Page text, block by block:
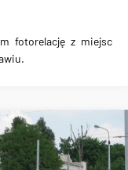
fotorelację z miejsc